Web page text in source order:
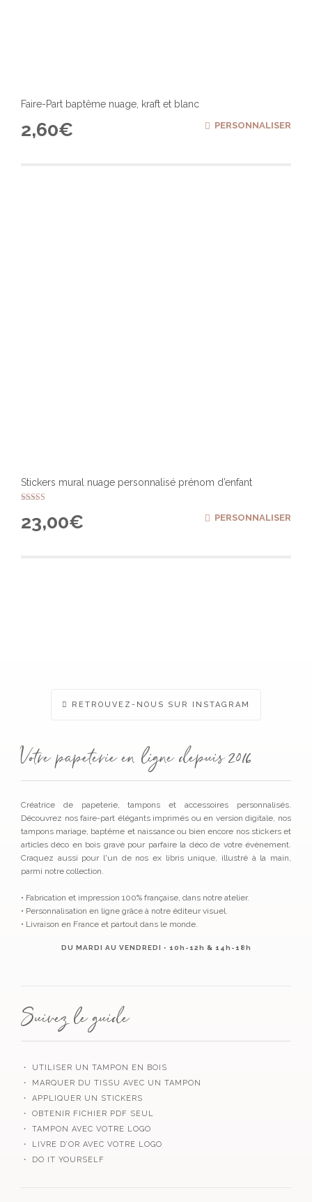
Faire-Part baptême nuage, kraft et blanc
2,60€ PERSONNALISER
Stickers mural nuage personnalisé prénom d’enfant
5.00
sur 5
23,00€ PERSONNALISER
RETROUVEZ-NOUS SUR INSTAGRAM
Votre papeterie en ligne depuis 2016
Créatrice de papeterie, tampons et accessoires personnalisés.
Découvrez nos faire-part élégants imprimés ou en version digitale, nos
tampons mariage, baptême et naissance ou bien encore nos stickers et
articles déco en bois gravé pour parfaire la déco de votre évènement.
Craquez aussi pour l'un de nos ex libris unique, illustré à la main,
parmi notre collection.
• Fabrication et impression 100% française, dans notre atelier.
• Personnalisation en ligne grâce à notre éditeur visuel.
• Livraison en France et partout dans le monde.
DU MARDI AU VENDREDI • 10h-12h & 14h-18h
Suivez le guide
・ UTILISER UN TAMPON EN BOIS
・ MARQUER DU TISSU AVEC UN TAMPON
・ APPLIQUER UN STICKERS
・ OBTENIR FICHIER PDF SEUL
・ TAMPON AVEC VOTRE LOGO
・ LIVRE D’OR AVEC VOTRE LOGO
・ DO IT YOURSELF